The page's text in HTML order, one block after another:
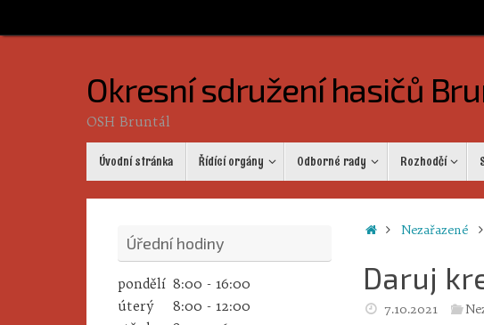
to
Okresní sdružení hasičů
OSH Bruntál
Skip
Úvodní stránka Řídící orgány Odborné rady Rozhodčí
HomeNezařazené
Daruj
7.10.2021
Úřední hodiny
pondělí 8:00 - 16:00
úterý
8:00 - 12:00